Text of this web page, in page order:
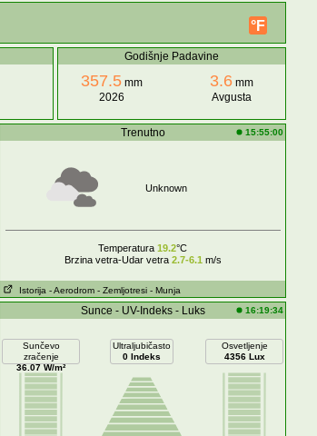
°F
Godišnje Padavine
357.5 mm
2026
3.6 mm
Avgusta
Trenutno 15:55:00
Unknown
Temperatura 19.2°C
Brzina vetra-Udar vetra 2.7-6.1 m/s
Istorija - Aerodrom - Zemljotresi - Munja
Sunce - UV-Indeks - Luks 16:19:34
Sunčevo
zračenje
36.07 W/m²
Ultraljubičasto
0 Indeks
Osvetljenje
4356 Lux